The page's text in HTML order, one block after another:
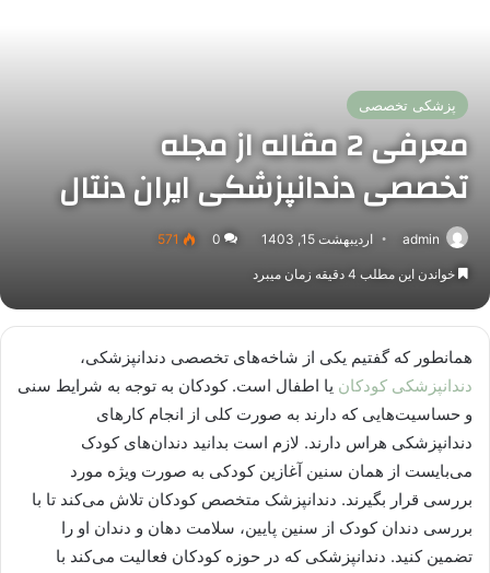
پزشکی تخصصی
معرفی 2 مقاله از مجله
تخصصی دندانپزشکی ایران دنتال
admin اردیبهشت 15, 1403 0
571
خواندن این مطلب 4 دقیقه زمان میبرد
همانطور که گفتیم یکی از شاخه‌های تخصصی دندانپزشکی،
دندانپزشکی کودکان یا اطفال است. کودکان به توجه به شرایط سنی
و حساسیت‌هایی که دارند به صورت کلی از انجام کارهای
دندانپزشکی هراس دارند. لازم است بدانید دندان‌های کودک
می‌بایست از همان سنین آغازین کودکی به صورت ویژه مورد
بررسی قرار بگیرند. دندانپزشک متخصص کودکان تلاش می‌کند تا با
بررسی دندان کودک از سنین پایین، سلامت دهان و دندان او را
تضمین کنید. دندانپزشکی که در حوزه کودکان فعالیت می‌کند با